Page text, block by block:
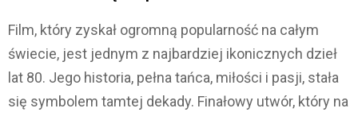
Film, który zyskał ogromną popularność na całym
świecie, jest jednym z najbardziej ikonicznych dzieł
lat 80. Jego historia, pełna tańca, miłości i pasji, stała
się symbolem tamtej dekady. Finałowy utwór, który na